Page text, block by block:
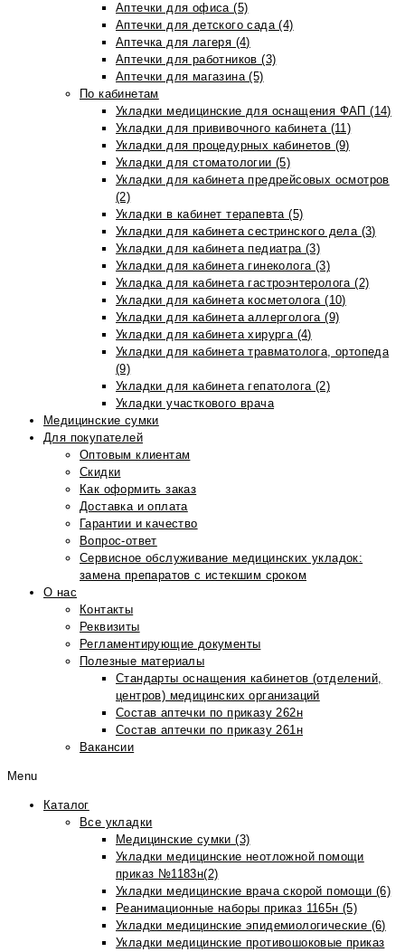
Аптечки для офиса (5)
Аптечки для детского сада (4)
Аптечка для лагеря (4)
Аптечки для работников (3)
Аптечки для магазина (5)
По кабинетам
Укладки медицинские для оснащения ФАП (14)
Укладки для прививочного кабинета (11)
Укладки для процедурных кабинетов (9)
Укладки для стоматологии (5)
Укладки для кабинета предрейсовых осмотров
(2)
Укладки в кабинет терапевта (5)
Укладки для кабинета сестринского дела (3)
Укладки для кабинета педиатра (3)
Укладки для кабинета гинеколога (3)
Укладка для кабинета гастроэнтеролога (2)
Укладки для кабинета косметолога (10)
Укладки для кабинета аллерголога (9)
Укладки для кабинета хирурга (4)
Укладки для кабинета травматолога, ортопеда
(9)
Укладки для кабинета гепатолога (2)
Укладки участкового врача
Медицинские сумки
Для покупателей
Оптовым клиентам
Скидки
Как оформить заказ
Доставка и оплата
Гарантии и качество
Вопрос-ответ
Сервисное обслуживание медицинских укладок:
замена препаратов с истекшим сроком
О нас
Контакты
Реквизиты
Регламентирующие документы
Полезные материалы
Стандарты оснащения кабинетов (отделений,
центров) медицинских организаций
Состав аптечки по приказу 262н
Состав аптечки по приказу 261н
Вакансии
Menu
Каталог
Все укладки
Медицинские сумки (3)
Укладки медицинские неотложной помощи
приказ №1183н(2)
Укладки медицинские врача скорой помощи (6)
Реанимационные наборы приказ 1165н (5)
Укладки медицинские эпидемиологические (6)
Укладки медицинские противошоковые приказ